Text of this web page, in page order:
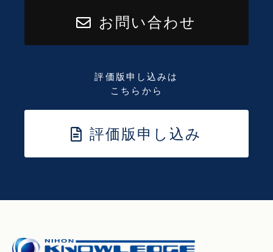
お問い合わせ
評価版申し込みは
こちらから
評価版申し込み